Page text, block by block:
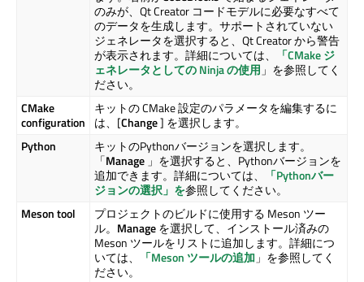
のみが、 Qt Creator コードモデルに必要なすべて
のデータを生成します。サポートされていない
ジェネレータを選択すると、 Qt Creatorから警告
が表示されます。詳細については、
「CMake ジ
ェネレータとしての Ninja の使用 」を参照してく
ださい。
CMake
configuration
キットの CMake 設定のパラメータを編集するに
は、[Change] を選択します。
Python
キットのPythonバージョンを選択します。
「Manage 」を選択すると、Pythonバージョンを
追加できます。詳細については、
「Pythonバー
ジョンの選択」を参照してください。
Meson tool
プロジェクトのビルドに使用する Meson ツー
ル。 Manageを選択して、インストール済みの
Meson ツールをリストに追加します。詳細につ
いては、
「Meson ツールの追加 」を参照してく
ださい。